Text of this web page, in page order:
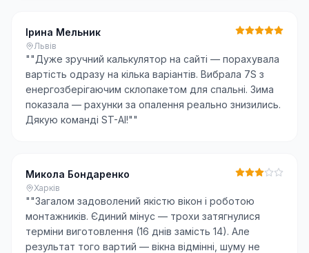
Ірина Мельник
Львів
""Дуже зручний калькулятор на сайті — порахувала
вартість одразу на кілька варіантів. Вибрала 7S з
енергозберігаючим склопакетом для спальні. Зима
показала — рахунки за опалення реально знизились.
Дякую команді ST-AI!""
Микола Бондаренко
Харків
""Загалом задоволений якістю вікон і роботою
монтажників. Єдиний мінус — трохи затягнулися
терміни виготовлення (16 днів замість 14). Але
результат того вартий — вікна відмінні, шуму не